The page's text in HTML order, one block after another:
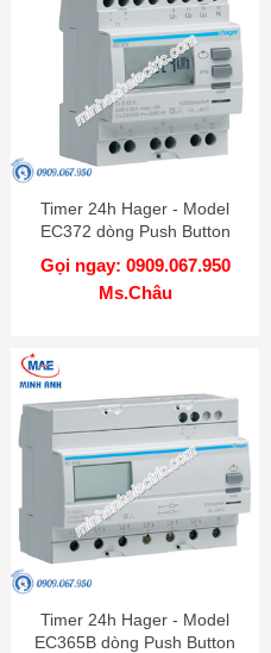
Timer 24h Hager - Model
EC372 dòng Push Button
Gọi ngay: 0909.067.950
Ms.Châu
Timer 24h Hager - Model
EC365B dòng Push Button